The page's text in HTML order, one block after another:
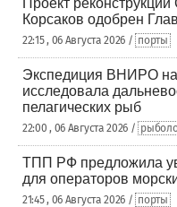
Проект
Корсаков одобрен
22:15 , 06 Августа 2026 / порты
Экспедиция ВНИРО
исследовала
пелагических рыб
22:00 , 06 Августа 2026 /
ТПП РФ предложила
для операторов
21:45 , 06 Августа 2026 / порты